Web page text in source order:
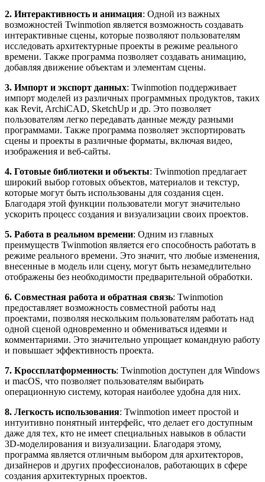
2. Интерактивность и анимация: Одной из важных
возможностей Twinmotion является возможность создавать
интерактивные сцены, которые позволяют пользователям
исследовать архитектурные проекты в режиме реального
времени. Также программа позволяет создавать анимацию,
добавляя движение объектам и элементам сцены.
3. Импорт и экспорт данных: Twinmotion поддерживает
импорт моделей из различных программных продуктов, таких
как Revit, ArchiCAD, SketchUp и др. Это позволяет
пользователям легко передавать данные между разными
программами. Также программа позволяет экспортировать
сцены и проекты в различные форматы, включая видео,
изображения и веб-сайты.
4. Готовые библиотеки и объекты: Twinmotion предлагает
широкий выбор готовых объектов, материалов и текстур,
которые могут быть использованы для создания сцен.
Благодаря этой функции пользователи могут значительно
ускорить процесс создания и визуализации своих проектов.
5. Работа в реальном времени: Одним из главных
преимуществ Twinmotion является его способность работать в
режиме реального времени. Это значит, что любые изменения,
внесенные в модель или сцену, могут быть незамедлительно
отображены без необходимости предварительной обработки.
6. Совместная работа и обратная связь: Twinmotion
предоставляет возможность совместной работы над
проектами, позволяя нескольким пользователям работать над
одной сценой одновременно и обмениваться идеями и
комментариями. Это значительно упрощает командную работу
и повышает эффективность проекта.
7. Кроссплатформенность: Twinmotion доступен для Windows
и macOS, что позволяет пользователям выбирать
операционную систему, которая наиболее удобна для них.
8. Легкость использования: Twinmotion имеет простой и
интуитивно понятный интерфейс, что делает его доступным
даже для тех, кто не имеет специальных навыков в области
3D-моделирования и визуализации. Благодаря этому,
программа является отличным выбором для архитекторов,
дизайнеров и других профессионалов, работающих в сфере
создания архитектурных проектов.